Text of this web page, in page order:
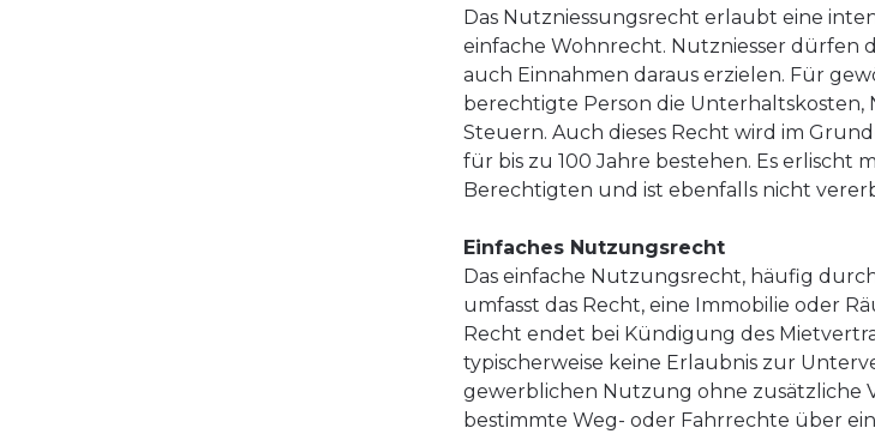
Das Nutzniessungsrecht erlaubt eine
einfache Wohnrecht. Nutzniesser dürfen
auch Einnahmen daraus erzielen. Für
berechtigte Person die Unterhaltskosten,
Steuern. Auch dieses Recht wird im
für bis zu 100 Jahre bestehen. Es erlischt
Berechtigten und ist ebenfalls nicht
Einfaches Nutzungsrecht
Das einfache Nutzungsrecht, häufig
umfasst das Recht, eine Immobilie oder
Recht endet bei Kündigung des
typischerweise keine Erlaubnis zur
gewerblichen Nutzung ohne zusätzliche
bestimmte Weg- oder Fahrrechte über